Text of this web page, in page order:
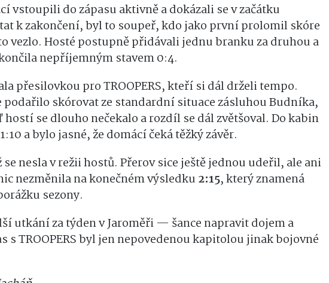
vstoupili do zápasu aktivně a dokázali se v začátku
k zakončení, byl to soupeř, kdo jako první prolomil skóre
vezlo. Hosté postupně přidávali jednu branku za druhou a
nepříjemným stavem 0:4.
přesilovkou pro TROOPERS, kteří si dál drželi tempo.
podařilo skórovat ze standardní situace zásluhou Budníka,
hostí se dlouho nečekalo a rozdíl se dál zvětšoval. Do kabin
a bylo jasné, že domácí čeká těžký závěr.
nesla v režii hostů. Přerov sice ještě jednou udeřil, ale ani
nezměnila na konečném výsledku 2:15, který znamená
sezony.
utkání za týden v Jaroměři — šance napravit dojem a
s TROOPERS byl jen nepovedenou kapitolou jinak bojovné